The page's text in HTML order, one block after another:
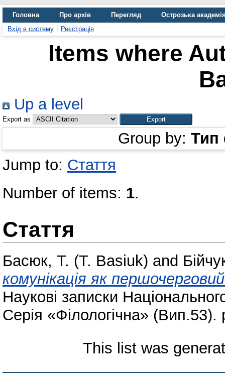
Головна Про архів Перегляд
Острозька
Вхід в систему
Реєстрація
Items where
Up a level
Export as
Group by: Тип
Jump to: Стаття
Number of items: 1.
Стаття
Басюк, Т. (T. Basiuk) and
комунікація як
Наукові записки
Серія «Філологічна»
This list was